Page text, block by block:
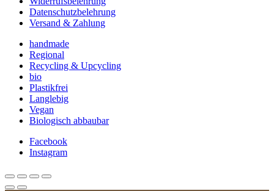
Datenschutzbelehrung
Versand & Zahlung
handmade
Regional
Recycling & Upcycling
bio
Plastikfrei
Langlebig
Vegan
Biologisch abbaubar
Facebook
Instagram